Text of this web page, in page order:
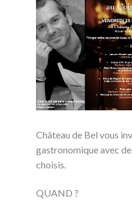
Château de Bel vous
gastronomique avec
choisis.
QUAND ?